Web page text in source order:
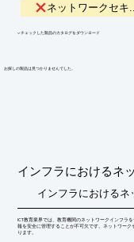
ネットワークセキ...
​▼チェックした製品のカタログをダウンロード
​お探しの製品は見つかりませんでした。
インフラにおけるネ
インフラにおけるネ
ICT教育業界では、教育機関のネットワークインフラ
報を安全に管理することが不可欠です。ネットワー
ります。